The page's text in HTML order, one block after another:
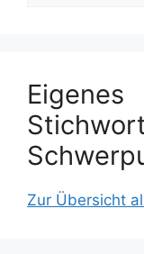
Eigenes
Zur Übersicht